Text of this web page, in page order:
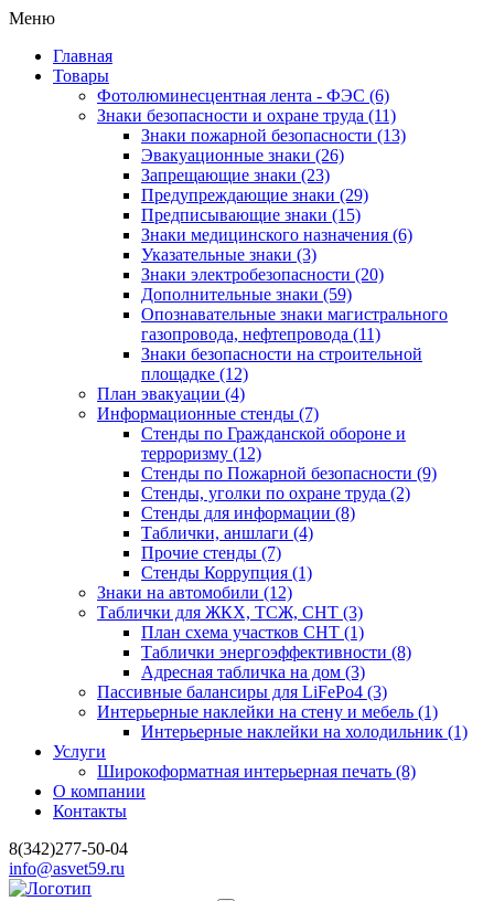
Меню
Главная
Товары
Фотолюминесцентная лента - ФЭС (6)
Знаки безопасности и охране труда (11)
Знаки пожарной безопасности (13)
Эвакуационные знаки (26)
Запрещающие знаки (23)
Предупреждающие знаки (29)
Предписывающие знаки (15)
Знаки медицинского назначения (6)
Указательные знаки (3)
Знаки электробезопасности (20)
Дополнительные знаки (59)
Опознавательные знаки магистрального
газопровода, нефтепровода (11)
Знаки безопасности на строительной
площадке (12)
План эвакуации (4)
Информационные стенды (7)
Стенды по Гражданской обороне и
терроризму (12)
Стенды по Пожарной безопасности (9)
Стенды, уголки по охране труда (2)
Стенды для информации (8)
Таблички, аншлаги (4)
Прочие стенды (7)
Стенды Коррупция (1)
Знаки на автомобили (12)
Таблички для ЖКХ, ТСЖ, СНТ (3)
План схема участков СНТ (1)
Таблички энергоэффективности (8)
Адресная табличка на дом (3)
Пассивные балансиры для LiFePo4 (3)
Интерьерные наклейки на стену и мебель (1)
Интерьерные наклейки на холодильник (1)
Услуги
Широкоформатная интерьерная печать (8)
О компании
Контакты
8(342)277-50-04
info@asvet59.ru